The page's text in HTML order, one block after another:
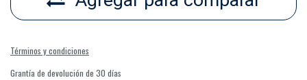
Términos y condiciones
Grantía de devolución de 30 días